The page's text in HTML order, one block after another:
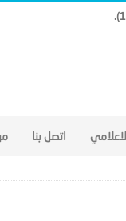
اتصل بنا